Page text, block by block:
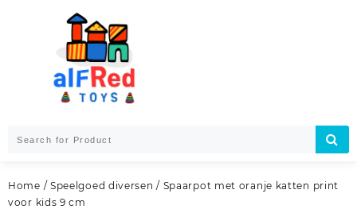
Home / Speelgoed diversen / Spaarpot met oranje katten print
voor kids 9 cm